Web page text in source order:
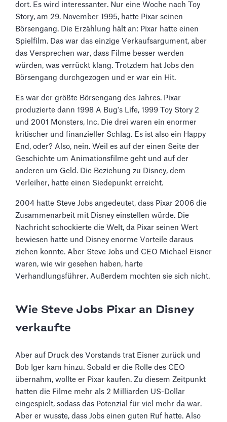
dort. Es wird interessanter. Nur eine Woche nach Toy
Story, am 29. November 1995, hatte Pixar seinen
Börsengang. Die Erzählung hält an: Pixar hatte einen
Spielfilm. Das war das einzige Verkaufsargument, aber
das Versprechen war, dass Filme besser werden
würden, was verrückt klang. Trotzdem hat Jobs den
Börsengang durchgezogen und er war ein Hit.
Es war der größte Börsengang des Jahres. Pixar
produzierte dann 1998 A Bug's Life, 1999 Toy Story 2
und 2001 Monsters, Inc. Die drei waren ein enormer
kritischer und finanzieller Schlag. Es ist also ein Happy
End, oder? Also, nein. Weil es auf der einen Seite der
Geschichte um Animationsfilme geht und auf der
anderen um Geld. Die Beziehung zu Disney, dem
Verleiher, hatte einen Siedepunkt erreicht.
2004 hatte Steve Jobs angedeutet, dass Pixar 2006 die
Zusammenarbeit mit Disney einstellen würde. Die
Nachricht schockierte die Welt, da Pixar seinen Wert
bewiesen hatte und Disney enorme Vorteile daraus
ziehen konnte. Aber Steve Jobs und CEO Michael Eisner
waren, wie wir gesehen haben, harte
Verhandlungsführer. Außerdem mochten sie sich nicht.
Wie Steve Jobs Pixar an Disney
verkaufte
Aber auf Druck des Vorstands trat Eisner zurück und
Bob Iger kam hinzu. Sobald er die Rolle des CEO
übernahm, wollte er Pixar kaufen. Zu diesem Zeitpunkt
hatten die Filme mehr als 2 Milliarden US-Dollar
eingespielt, sodass das Potenzial für viel mehr da war.
Aber er wusste, dass Jobs einen guten Ruf hatte. Also